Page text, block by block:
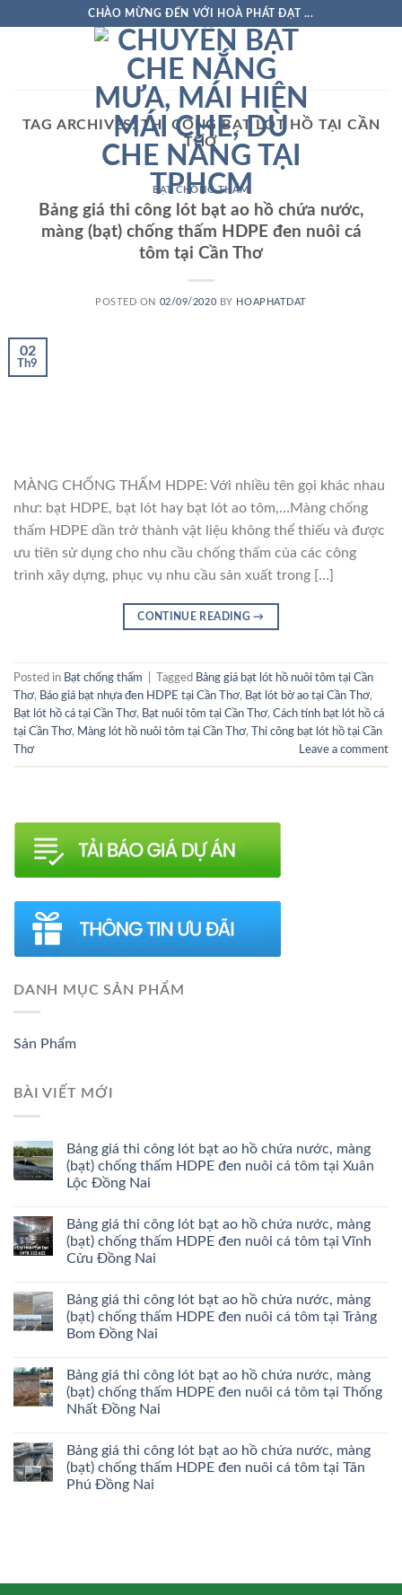
CHÀO MỪNG ĐẾN VỚI HOÀ PHÁT ĐẠT ...
TAG ARCHIVES: THI CÔNG BẠT LÓT HỒ TẠI CẦN
THƠ
BẠT CHỐNG THẤM
Bảng giá thi công lót bạt ao hồ chứa nước,
màng (bạt) chống thấm HDPE đen nuôi cá
tôm tại Cần Thơ
POSTED ON 02/09/2020 BY HOAPHATDAT
02
Th9
MÀNG CHỐNG THẤM HDPE: Với nhiều tên gọi khác nhau
như: bạt HDPE, bạt lót hay bạt lót ao tôm,…Màng chống
thấm HDPE dần trở thành vật liệu không thể thiếu và được
ưu tiên sử dụng cho nhu cầu chống thấm của các công
trình xây dựng, phục vụ nhu cầu sản xuất trong […]
CONTINUE READING→
Posted in Bạt chống thấm Tagged Bảng giá bạt lót hồ nuôi tôm tại Cần
Thơ, Báo giá bạt nhựa đen HDPE tại Cần Thơ, Bạt lót bờ ao tại Cần Thơ,
Bạt lót hồ cá tại Cần Thơ, Bạt nuôi tôm tại Cần Thơ, Cách tính bạt lót hồ cá
tại Cần Thơ, Màng lót hồ nuôi tôm tại Cần Thơ,
Thi công bạt lót hồ tại Cần
Thơ
Leave a comment
DANH MỤC SẢN PHẨM
Sản Phẩm
BÀI VIẾT MỚI
Bảng giá thi công lót bạt ao hồ chứa nước, màng
(bạt) chống thấm HDPE đen nuôi cá tôm tại Xuân
Lộc Đồng Nai
Bảng giá thi công lót bạt ao hồ chứa nước, màng
(bạt) chống thấm HDPE đen nuôi cá tôm tại Vĩnh
Cửu Đồng Nai
Bảng giá thi công lót bạt ao hồ chứa nước, màng
(bạt) chống thấm HDPE đen nuôi cá tôm tại Trảng
Bom Đồng Nai
Bảng giá thi công lót bạt ao hồ chứa nước, màng
(bạt) chống thấm HDPE đen nuôi cá tôm tại Thống
Nhất Đồng Nai
Bảng giá thi công lót bạt ao hồ chứa nước, màng
(bạt) chống thấm HDPE đen nuôi cá tôm tại Tân
Phú Đồng Nai